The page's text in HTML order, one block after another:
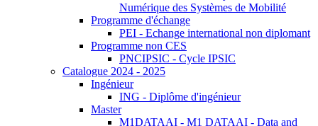
Numérique des Systèmes de Mobilité
Programme d'échange
PEI - Echange international non diplomant
Programme non CES
PNCIPSIC - Cycle IPSIC
Catalogue 2024 - 2025
Ingénieur
ING - Diplôme d'ingénieur
Master
M1DATAAI - M1 DATAAI - Data and